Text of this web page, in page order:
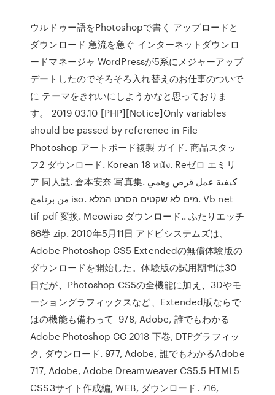
ウルドゥー語をPhotoshopで書く アップロードと
ダウンロード 急流を急ぐ インターネットダウンロ
ードマネージャ WordPressが5系にメジャーアップ
デートしたのでそろそろ入れ替えのお仕事のついで
に テーマをきれいにしようかなと思っておりま
す。 2019 03.10 [PHP][Notice]Only variables
should be passed by reference in File
Photoshop アートボード複製 ガイド. 商品スタッ
フ2 ダウンロード. Korean 18 หนัง. Reゼロ エミリ
ア 同人誌. 倉本安奈 写真集. كيفية عمل قرص وهمي
من برنامج iso. מים לא שקטים הסרט המלא. Vb net
tif pdf 変換. Meowiso ダウンロード.. ふたりエッチ
66巻 zip. 2010年5月11日 アドビシステムズは、
Adobe Photoshop CS5 Extendedの無償体験版の
ダウンロードを開始した。体験版の試用期間は30
日だが、Photoshop CS5の全機能に加え、3Dやモ
ーショングラフィックスなど、Extended版ならで
はの機能も備わって 978, Adobe, 誰でもわかる
Adobe Photoshop CC 2018 下巻, DTPグラフィッ
ク, ダウンロード. 977, Adobe, 誰でもわかるAdobe
717, Adobe, Adobe Dreamweaver CS5.5 HTML5
CSS3サイト作成編, WEB, ダウンロード. 716,